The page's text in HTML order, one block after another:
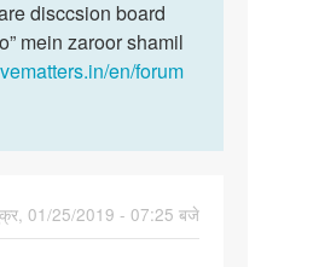
disccsion board
mein zaroor shamil
en/forum
01/25/2019 - 07:25 बजे